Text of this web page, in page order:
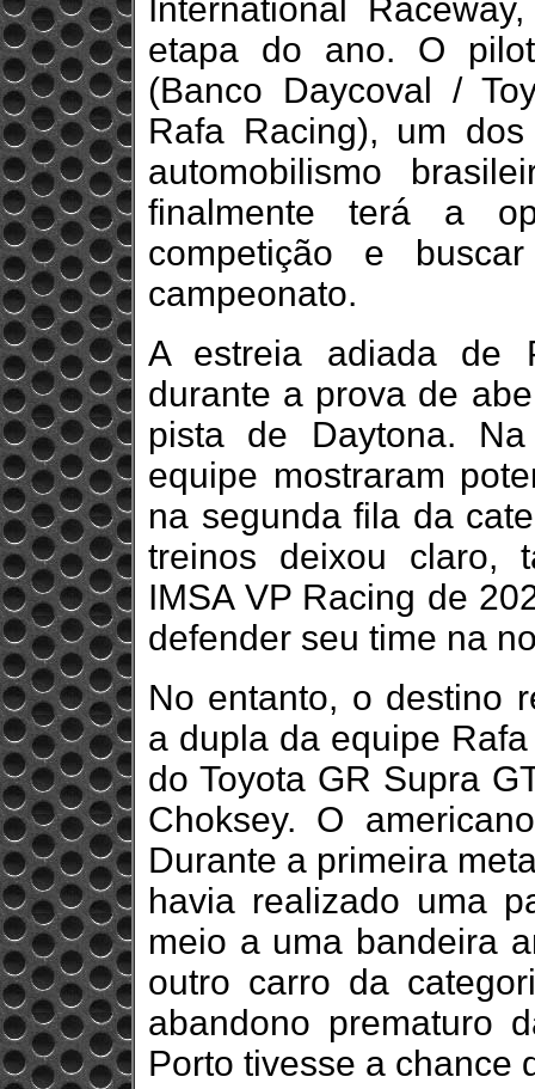
International
etapa do ano. O
(Banco Daycoval /
Rafa Racing), um
automobilismo
finalmente terá a
competição e
campeonato.
A estreia adiada de
durante a prova de
pista de Daytona.
equipe mostraram
na segunda fila da
treinos deixou claro,
IMSA VP Racing de
defender seu time na
No entanto, o destino
a dupla da equipe
do Toyota GR Supra
Choksey. O
Durante a primeira
havia realizado uma
meio a uma bandeira
outro carro da
abandono prematuro
Porto tivesse a chance